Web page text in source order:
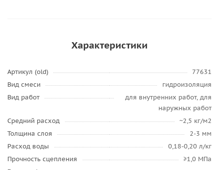
Характеристики
Артикул (old)
77631
Вид смеси
гидроизоляция
Вид работ
для внутренних работ, для
наружных работ
Средний расход
~2,5 кг/м2
Толщина слоя
2-3 мм
Расход воды
0,18-0,20 л/кг
Прочность сцепления
≥1,0 МПа